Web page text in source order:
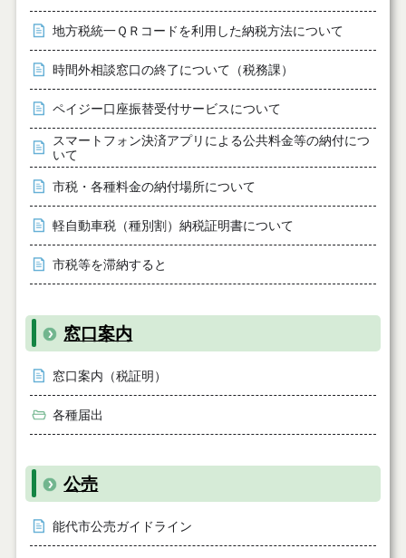
地方税統一ＱＲコードを利用した納税方法について
時間外相談窓口の終了について（税務課）
ペイジー口座振替受付サービスについて
スマートフォン決済アプリによる公共料金等の納付につ
いて
市税・各種料金の納付場所について
軽自動車税（種別割）納税証明書について
市税等を滞納すると
窓口案内
窓口案内（税証明）
各種届出
公売
能代市公売ガイドライン